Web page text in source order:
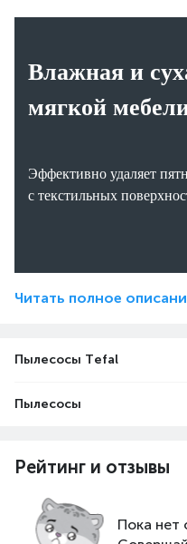
Влажная и
мягкой
Эффективно удаляет
с текстильных
13 500 Па
сила всасывания
Читать полное
Пылесосы Tefal
Пылесосы
Рейтинг и отзывы
Пока нет